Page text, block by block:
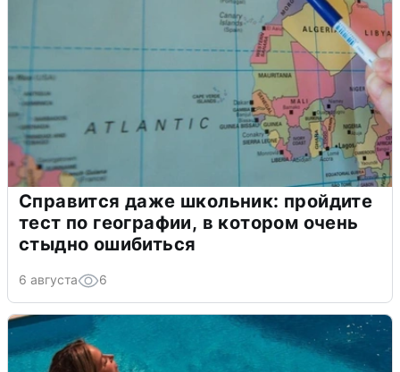
Справится даже школьник: пройдите
тест по географии, в котором очень
стыдно ошибиться
6 августа 6